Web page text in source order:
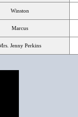
Winston
Marcus
Jenny Perkins